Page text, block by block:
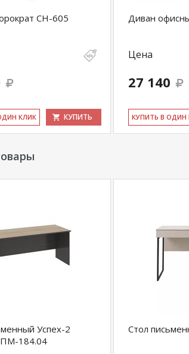
CH-605
КЛИК КУПИТЬ
Диван
Цена
27 140
КУ­ПИТЬ В ОДИН
Успех-2
184.04
Стол